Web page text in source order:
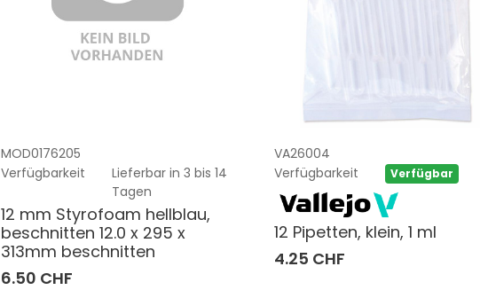
MOD0176205
Verfügbarkeit
Lieferbar in 3 bis 14
Tagen
12 mm Styrofoam hellblau,
beschnitten 12.0 x 295 x
313mm beschnitten
6.50 CHF
VA26004
Verfügbarkeit
Verfügbar
12 Pipetten, klein, 1 ml
4.25 CHF